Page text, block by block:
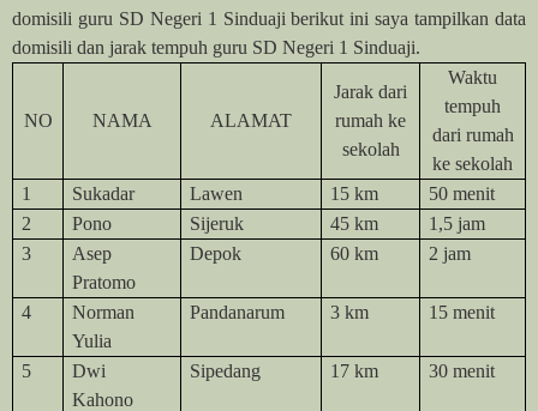
domisili guru SD Negeri 1 Sinduaji berikut ini saya tampilkan data
domisili dan jarak tempuh guru SD Negeri 1 Sinduaji.
NO NAMA ALAMAT
Jarak dari
rumah ke
sekolah
Waktu
tempuh
dari rumah
ke sekolah
1
Sukadar Lawen 15 km
50 menit
2
Pono Sijeruk 45 km
1,5 jam
3
Asep
Pratomo
Depok 60 km 2 jam
4
Norman
Yulia
Pandanarum 3 km 15 menit
5
Dwi
Kahono
Sipedang 17 km 30 menit